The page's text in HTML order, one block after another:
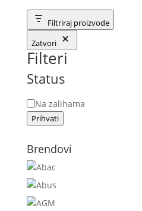
Filtriraj proizvode
Zatvori
Filteri
Status
Status
Na zalihama
Prihvati
Brendovi